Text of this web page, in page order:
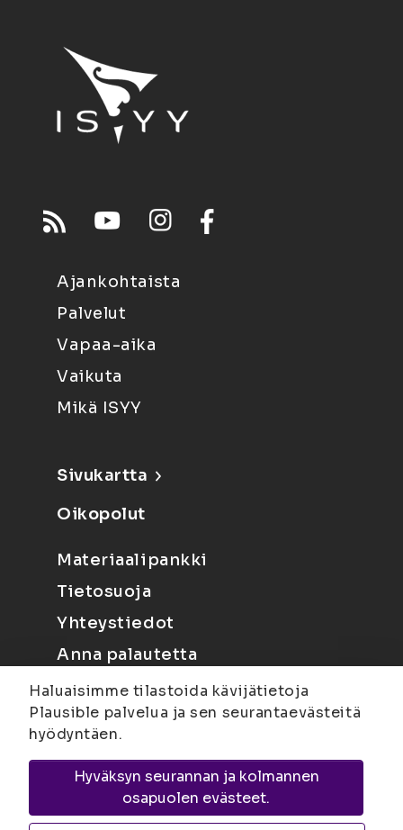
Ajankohtaista
Palvelut
Vapaa-aika
Vaikuta
Mikä ISYY
Sivukartta
Oikopolut
Materiaalipankki
Tietosuoja
Yhteystiedot
Anna palautetta
Joensuu
Suvantokatu 6, 80100 Joensuu |
KuopioYliopistonranta 15, PL 1627, 70211
Haluaisimme tilastoida kävijätietoja
Plausible palvelua ja sen seurantaevästeitä
hyödyntäen.
Hyväksyn seurannan ja kolmannen
osapuolen evästeet.